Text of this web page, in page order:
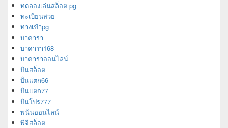
ทดลองเล่นสล็อต pg
ทะเบียนสวย
ทางเข้าpg
บาคาร่า
บาคาร่า168
บาคาร่าออนไลน์
ปั่นสล็อต
ปั่นแตก66
ปั่นแตก77
ปั่นโปร777
พนันออนไลน์
พีจีสล็อต